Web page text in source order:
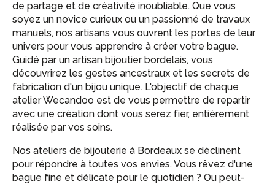
de partage et de créativité inoubliable. Que vous
soyez un novice curieux ou un passionné de travaux
manuels, nos artisans vous ouvrent les portes de leur
univers pour vous apprendre à créer votre bague.
Guidé par un artisan bijoutier bordelais, vous
découvrirez les gestes ancestraux et les secrets de
fabrication d'un bijou unique. L'objectif de chaque
atelier Wecandoo est de vous permettre de repartir
avec une création dont vous serez fier, entièrement
réalisée par vos soins.
Nos ateliers de bijouterie à Bordeaux se déclinent
pour répondre à toutes vos envies. Vous rêvez d'une
bague fine et délicate pour le quotidien ? Ou peut-